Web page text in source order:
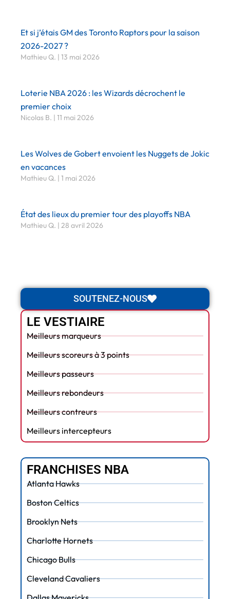
Et si j’étais GM des Toronto Raptors pour la saison
2026-2027 ?
Mathieu Q. 13 mai 2026
Loterie NBA 2026 : les Wizards décrochent le
premier choix
Nicolas B. 11 mai 2026
Les Wolves de Gobert envoient les Nuggets de Jokic
en vacances
Mathieu Q. 1 mai 2026
État des lieux du premier tour des playoffs NBA
Mathieu Q. 28 avril 2026
SOUTENEZ-NOUS
LE VESTIAIRE
Meilleurs marqueurs
Meilleurs scoreurs à 3 points
Meilleurs passeurs
Meilleurs rebondeurs
Meilleurs contreurs
Meilleurs intercepteurs
FRANCHISES NBA
Atlanta Hawks
Boston Celtics
Brooklyn Nets
Charlotte Hornets
Chicago Bulls
Cleveland Cavaliers